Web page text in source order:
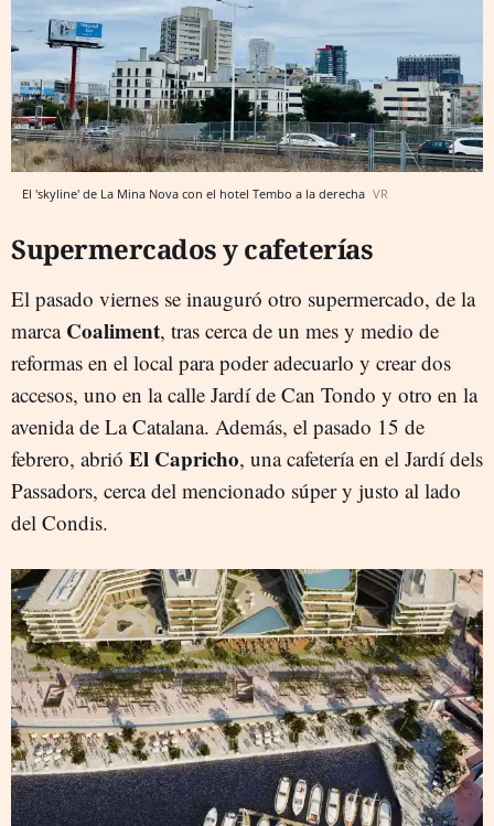
El 'skyline' de La Mina Nova con el hotel Tembo a la derecha VR
Supermercados y cafeterías
El pasado viernes se inauguró otro supermercado, de la
marca Coaliment, tras cerca de un mes y medio de
reformas en el local para poder adecuarlo y crear dos
accesos, uno en la calle Jardí de Can Tondo y otro en la
avenida de La Catalana. Además, el pasado 15 de
febrero, abrió El Capricho, una cafetería en el Jardí dels
Passadors, cerca del mencionado súper y justo al lado
del Condis.